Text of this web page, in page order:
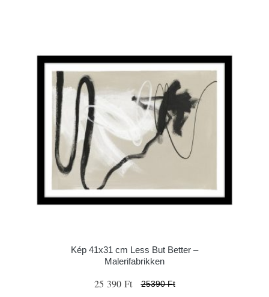
Kép 41x31 cm Less But Better –
Malerifabrikken
25 390 Ft 25390 Ft